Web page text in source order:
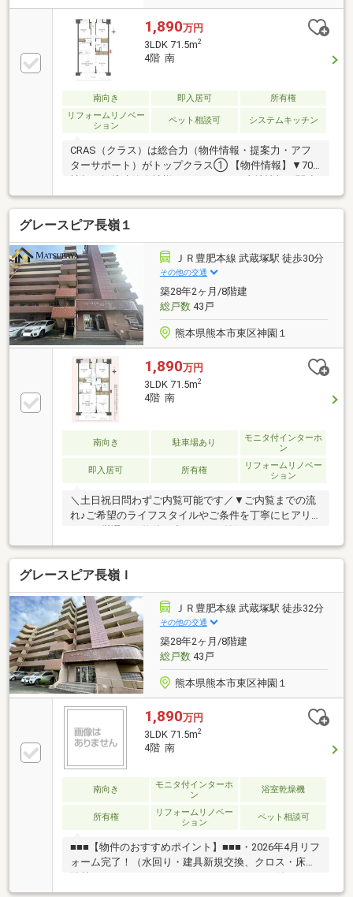
1,890万円
3LDK 71.5m2
4階 南
南向き 即入居可
所有権
リフォームリノベー
ション
ペット相談可 システムキッチン
CRAS（クラス）は総合力（物件情報・提案力・アフ
ターサポート）がトップクラス① 【物件情報】▼70
社超の提携建築会社様モデルハウスや土地情報▼関連
会社の新着・未公開物件情報関連会社にグッドバイバ
イやいえコレ等② 【提案力】▼住宅ローン提携金融
機関が多数▼後悔しないためのライフプランシミュレ
ーション家計の見直しのプロのFPが在籍③ 【アフタ
ーサポート】▼税金面等のアドバイス資金贈与や住宅
ローン控除等▼お引渡し後の対応お引渡し後のリフォ
ームもお任せ！将来的な売却・賃貸等の運用をサポー
ト！
グレースピア長嶺１
ＪＲ豊肥本線 武蔵塚駅 徒歩30分
その他の交通
築28年2ヶ月/8階建
総戸数43戸
熊本県熊本市東区神園１
1,890万円
3LDK 71.5m2
4階 南
南向き 駐車場あり
モニタ付インターホ
ン
即入居可 所有権
リフォームリノベー
ション
＼土日祝日問わずご内覧可能です／▼ご内覧までの流
れ♪ご希望のライフスタイルやご条件を丁寧にヒアリ
ング。厳選した物件の中から、ご納得いただける住ま
いをご提案。ご内覧も、お客様のご都合に合わせて柔
軟に調整いたします。▼資金計画・住宅ローンもワン
ストップでサポート♪お客様のお悩みに経験豊富な担
当者が丁寧にご対応。安心して次のステージへ進める
よう、的確なアドバイスを行います。▼お客様のペー
スでご検討いただけます。「まだ検討したい」「他の
物件も見たい」などのご希望にも、ご条件に合わせた
物件をご提案しながら、納得のマイホーム探しをしっ
かりサポートいたします。TEL：096-206-1230
グレースピア長嶺Ｉ
ＪＲ豊肥本線 武蔵塚駅 徒歩32分
その他の交通
築28年2ヶ月/8階建
総戸数43戸
熊本県熊本市東区神園１
1,890万円
3LDK 71.5m2
4階 南
南向き
モニタ付インターホ
ン
浴室乾燥機
所有権
リフォームリノベー
ション
ペット相談可
■■■【物件のおすすめポイント】■■■・2026年4月リフ
ォーム完了！（水回り・建具新規交換、クロス・床材
キュリティ充実なマンション！安心して生活できま